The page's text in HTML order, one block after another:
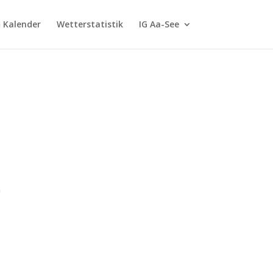
Kalender Wetterstatistik IG Aa-See